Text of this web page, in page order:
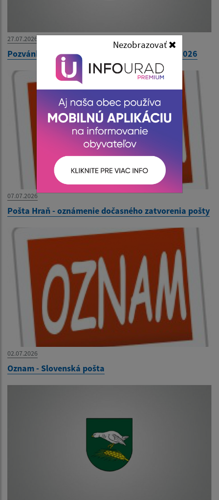
27.07.2026
Pozvánka na 31. zasadnutie OZ dňa 30. júla 2026
07.07.2026
Pošta Hraň - oznámenie dočasného zatvorenia pošty
02.07.2026
Oznam - Slovenská pošta
Nezobrazovať